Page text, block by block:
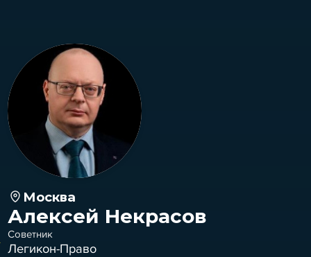
Москва
Алексей Некрасов
Советник
Легикон-Право